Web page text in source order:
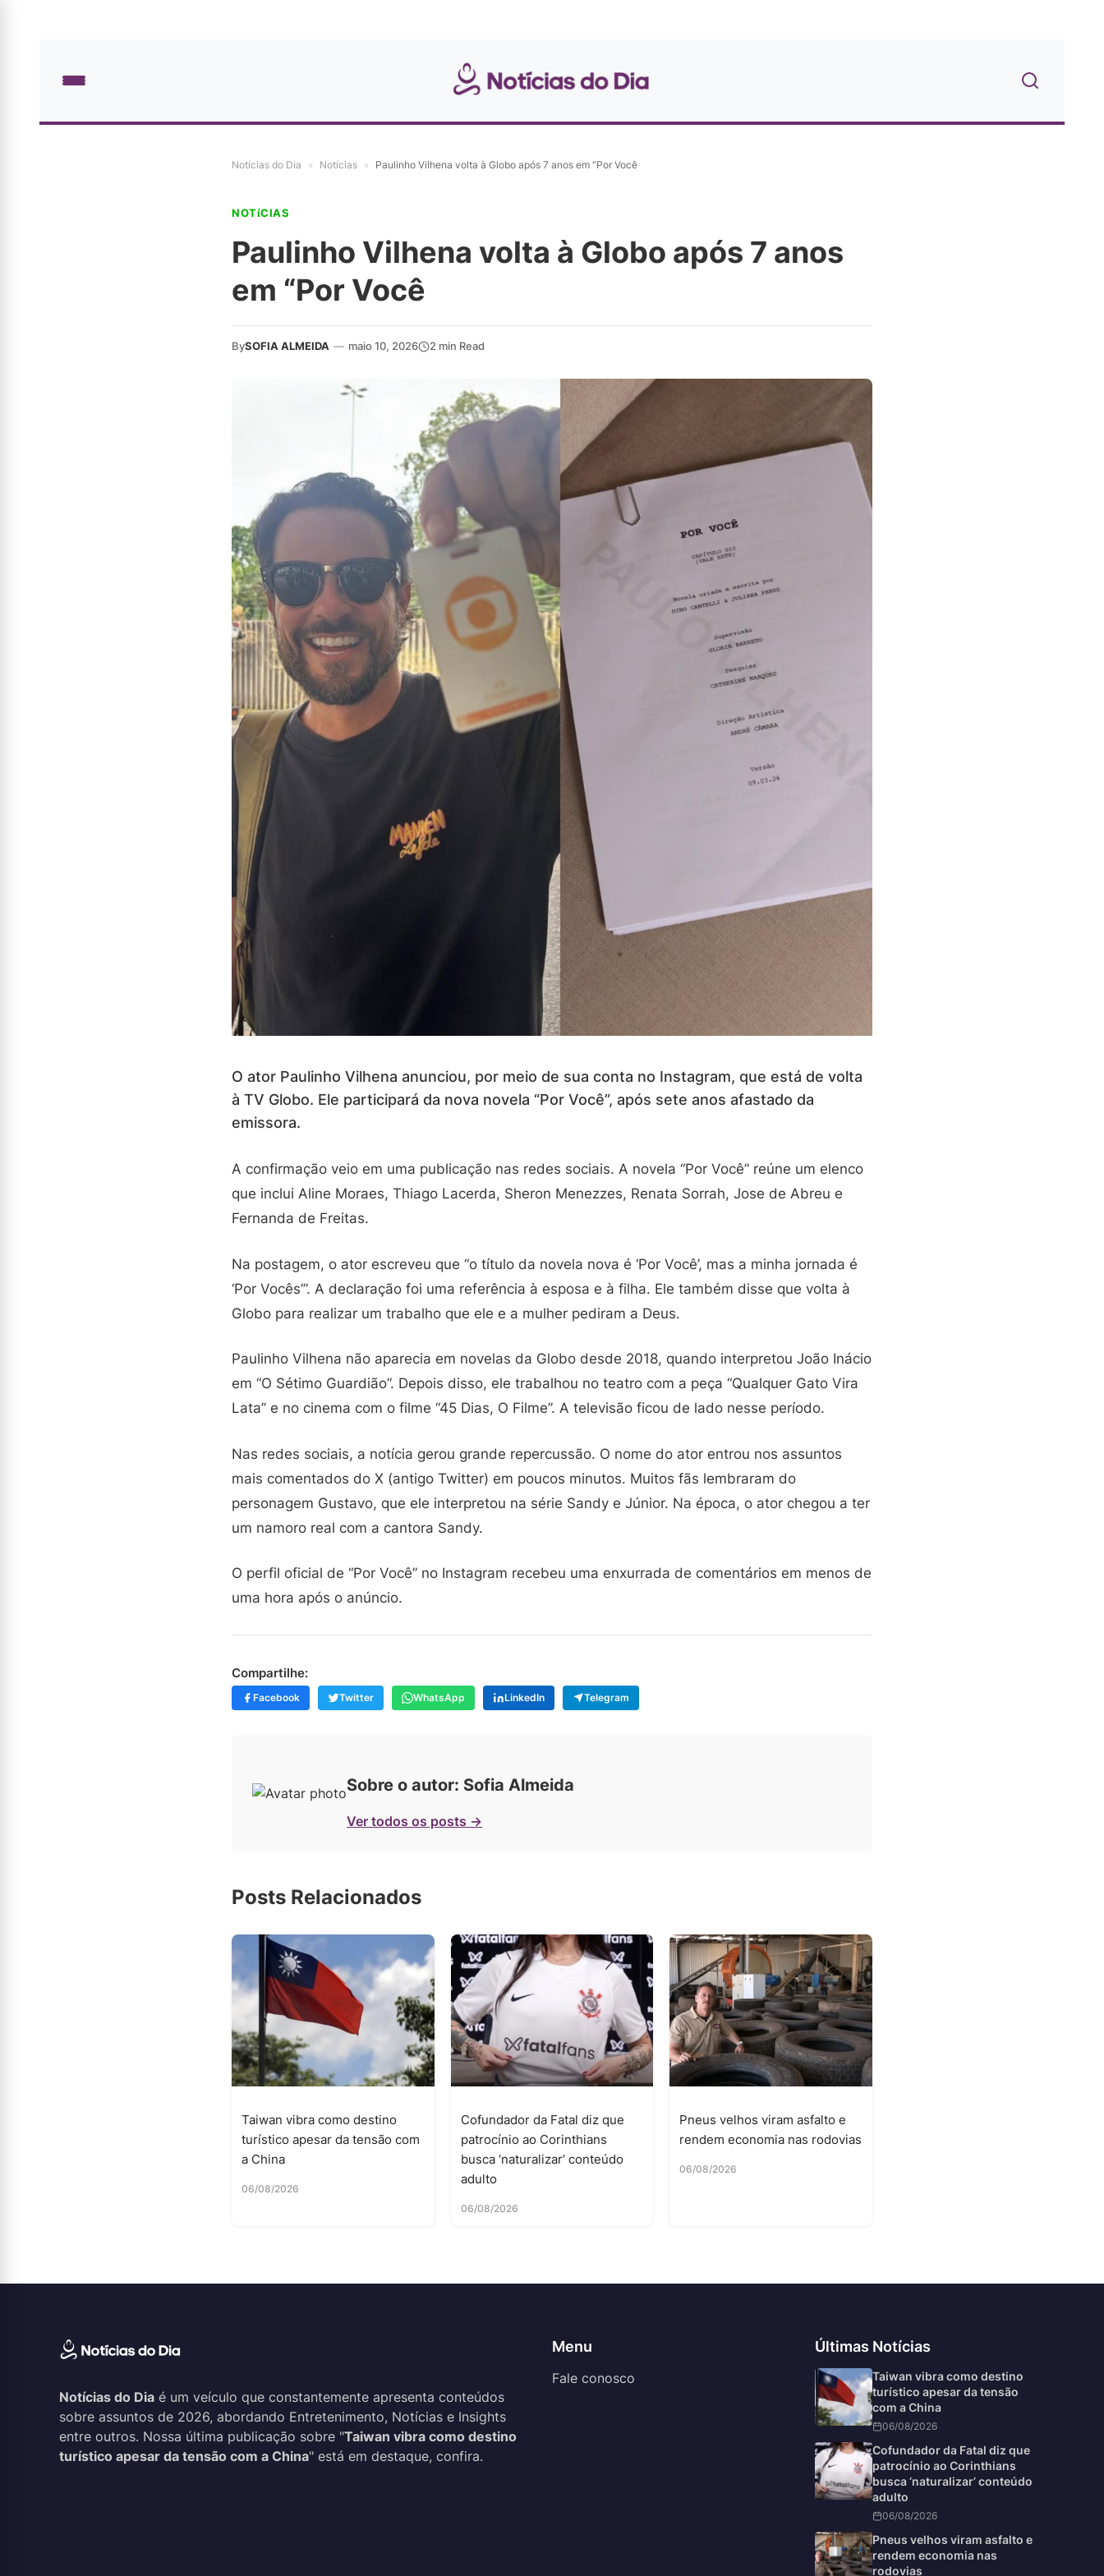
Notícias do Dia » Notícias » Paulinho Vilhena volta à Globo após 7 anos em “Por Você
NOTíCIAS
Paulinho Vilhena volta à Globo após 7 anos
em “Por Você
BySOFIA ALMEIDA — maio 10, 2026 2 min Read
O ator Paulinho Vilhena anunciou, por meio de sua conta no Instagram, que está de volta
à TV Globo. Ele participará da nova novela “Por Você”, após sete anos afastado da
emissora.
A confirmação veio em uma publicação nas redes sociais. A novela “Por Você” reúne um elenco
que inclui Aline Moraes, Thiago Lacerda, Sheron Menezzes, Renata Sorrah, Jose de Abreu e
Fernanda de Freitas.
Na postagem, o ator escreveu que “o título da novela nova é ‘Por Você’, mas a minha jornada é
‘Por Vocês’”. A declaração foi uma referência à esposa e à filha. Ele também disse que volta à
Globo para realizar um trabalho que ele e a mulher pediram a Deus.
Paulinho Vilhena não aparecia em novelas da Globo desde 2018, quando interpretou João Inácio
em “O Sétimo Guardião”. Depois disso, ele trabalhou no teatro com a peça “Qualquer Gato Vira
Lata” e no cinema com o filme “45 Dias, O Filme”. A televisão ficou de lado nesse período.
Nas redes sociais, a notícia gerou grande repercussão. O nome do ator entrou nos assuntos
mais comentados do X (antigo Twitter) em poucos minutos. Muitos fãs lembraram do
personagem Gustavo, que ele interpretou na série Sandy e Júnior. Na época, o ator chegou a ter
um namoro real com a cantora Sandy.
O perfil oficial de “Por Você” no Instagram recebeu uma enxurrada de comentários em menos de
uma hora após o anúncio.
Compartilhe:
Facebook Twitter WhatsApp LinkedIn Telegram
Sobre o autor: Sofia Almeida
Ver todos os posts →
Posts Relacionados
Taiwan vibra como destino
turístico apesar da tensão com
a China
06/08/2026
Cofundador da Fatal diz que
patrocínio ao Corinthians
busca ‘naturalizar’ conteúdo
adulto
06/08/2026
Pneus velhos viram asfalto e
rendem economia nas rodovias
06/08/2026
Notícias do Dia é um veículo que constantemente apresenta conteúdos
sobre assuntos de 2026, abordando Entretenimento, Notícias e Insights
entre outros. Nossa última publicação sobre "Taiwan vibra como destino
turístico apesar da tensão com a China" está em destaque, confira.
Menu
Fale conosco
Últimas Notícias
Taiwan vibra como destino
turístico apesar da tensão
com a China
06/08/2026
Cofundador da Fatal diz que
patrocínio ao Corinthians
busca ‘naturalizar’ conteúdo
adulto
06/08/2026
Pneus velhos viram asfalto e
rendem economia nas
rodovias